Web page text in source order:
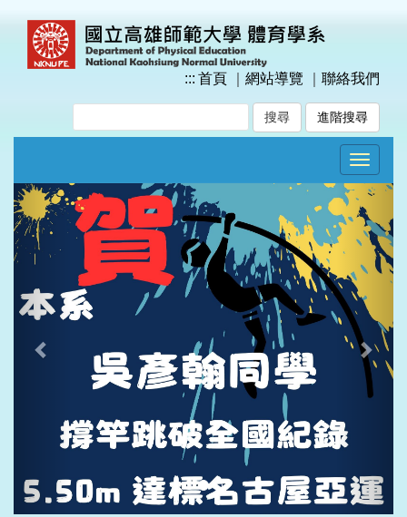
::: 首頁 網站導覽 聯絡我們
進階搜尋
Toggle
Previous Next